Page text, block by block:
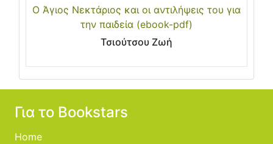
Ο Άγιος Νεκτάριος και οι αντιλήψεις του για
την παιδεία (ebook-pdf)
Τσιούτσου Ζωή
Για το Bookstars
Home